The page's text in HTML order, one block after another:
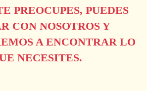
PREOCUPES, PUEDES
CON NOSOTROS Y
A ENCONTRAR LO
NECESITES.